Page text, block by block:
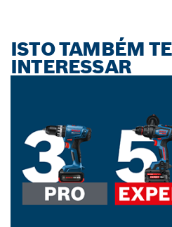
ISTO TAMBÉM
INTERESSAR